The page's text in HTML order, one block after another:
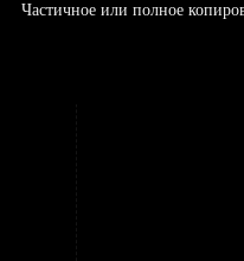
Частичное или полное